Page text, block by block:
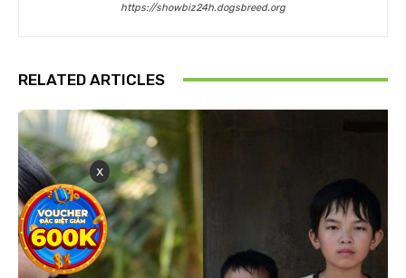
https://showbiz24h.dogsbreed.org
RELATED ARTICLES
x